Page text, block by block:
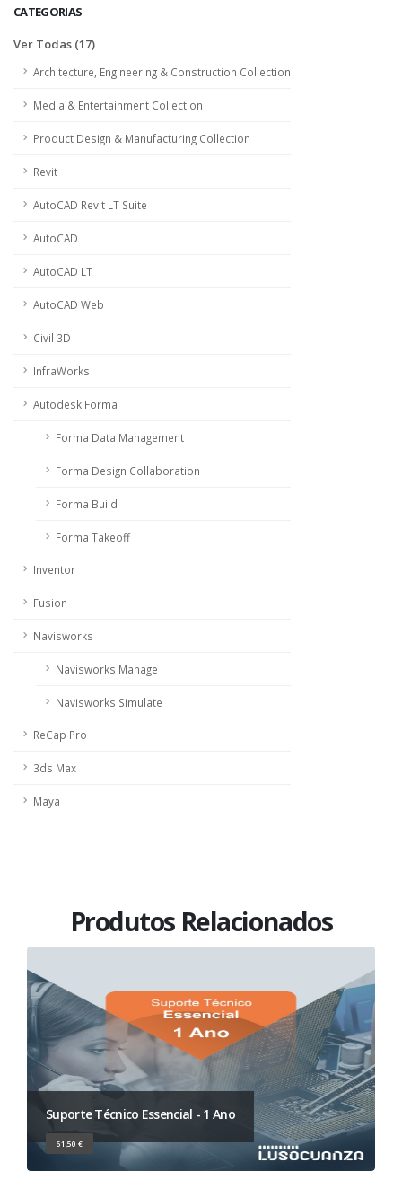
CATEGORIAS
Ver Todas (17)
Architecture, Engineering & Construction Collection
Media & Entertainment Collection
Product Design & Manufacturing Collection
Revit
AutoCAD Revit LT Suite
AutoCAD
AutoCAD LT
AutoCAD Web
Civil 3D
InfraWorks
Autodesk Forma
Forma Data Management
Forma Design Collaboration
Forma Build
Forma Takeoff
Inventor
Fusion
Navisworks
Navisworks Manage
Navisworks Simulate
ReCap Pro
3ds Max
Maya
Produtos Relacionados
Suporte Técnico Essencial - 1 Ano
61,50 €